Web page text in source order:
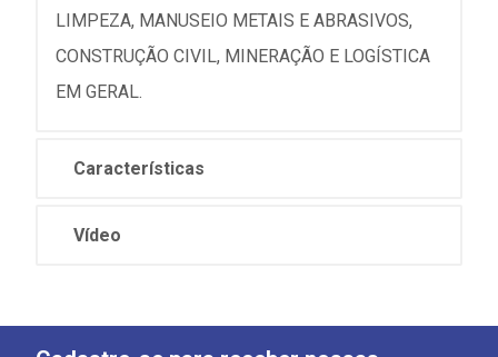
LIMPEZA, MANUSEIO METAIS E ABRASIVOS,
CONSTRUÇÃO CIVIL, MINERAÇÃO E LOGÍSTICA
EM GERAL.
Características
Vídeo